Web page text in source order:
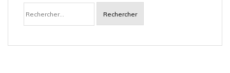
i
Rechercher :